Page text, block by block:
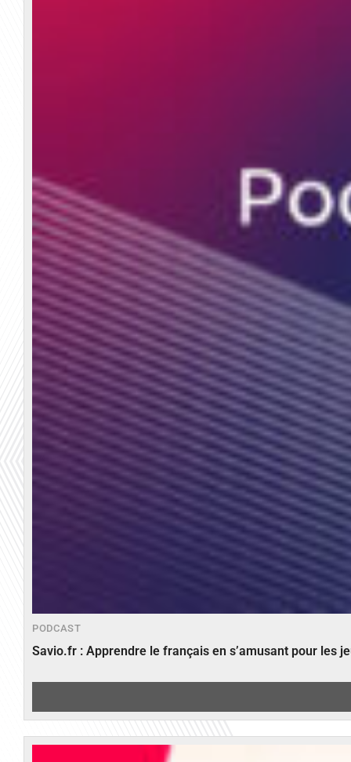
PODCAST
Savio.fr : Apprendre le français en s’amusant pour les